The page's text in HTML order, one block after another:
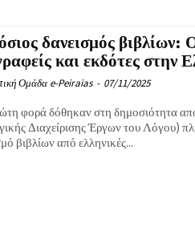
δανεισμός βιβλίων:
και εκδότες στην
Ομάδα e-Peiraias - 07/11/2025
φορά δόθηκαν στη δημοσιότητα
Διαχείρισης Έργων του Λόγου)
βιβλίων από ελληνικές...